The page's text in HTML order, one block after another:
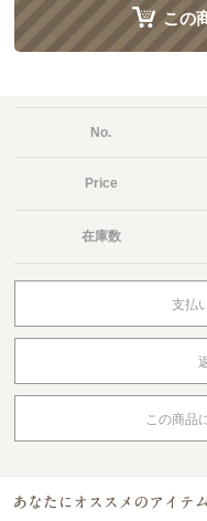
この
No.
Price
在庫数
支払
この商品